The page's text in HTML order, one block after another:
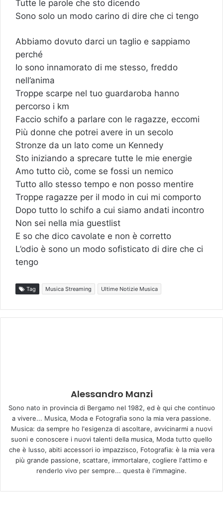
Tutte le parole che sto dicendo
Sono solo un modo carino di dire che ci tengo
Abbiamo dovuto darci un taglio e sappiamo
perché
Io sono innamorato di me stesso, freddo
nell’anima
Troppe scarpe nel tuo guardaroba hanno
percorso i km
Faccio schifo a parlare con le ragazze, eccomi
Più donne che potrei avere in un secolo
Stronze da un lato come un Kennedy
Sto iniziando a sprecare tutte le mie energie
Amo tutto ciò, come se fossi un nemico
Tutto allo stesso tempo e non posso mentire
Troppe ragazze per il modo in cui mi comporto
Dopo tutto lo schifo a cui siamo andati incontro
Non sei nella mia guestlist
E so che dico cavolate e non è corretto
L’odio è sono un modo sofisticato di dire che ci
tengo
Tag Musica Streaming Ultime Notizie Musica
Alessandro Manzi
Sono nato in provincia di Bergamo nel 1982, ed è qui che continuo
a vivere... Musica, Moda e Fotografia sono la mia vera passione.
Musica: da sempre ho l'esigenza di ascoltare, avvicinarmi a nuovi
suoni e conoscere i nuovi talenti della musica, Moda tutto quello
che è lusso, abiti accessori io impazzisco, Fotografia: è la mia vera
più grande passione, scattare, immortalare, cogliere l'attimo e
renderlo vivo per sempre... questa è l'immagine.